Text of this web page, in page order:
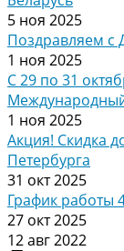
5 ноя 2025
Поздравляем с
1 ноя 2025
С 29 по 31
1 ноя 2025
Акция! Скидка
Петербурга
31 окт 2025
График работы
27 окт 2025
12 авг 2022